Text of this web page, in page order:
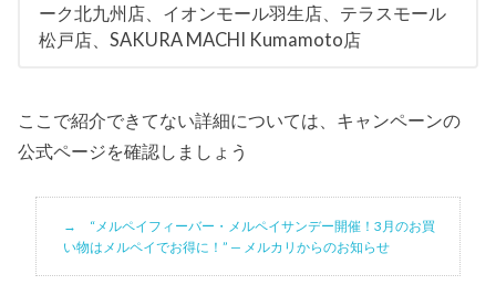
ーク北九州店、イオンモール羽生店、テラスモール
松戸店、SAKURA MACHI Kumamoto店
ここで紹介できてない詳細については、キャンペーンの
公式ページを確認しましょう
“メルペイフィーバー・メルペイサンデー開催！3月のお買
い物はメルペイでお得に！” — メルカリからのお知らせ